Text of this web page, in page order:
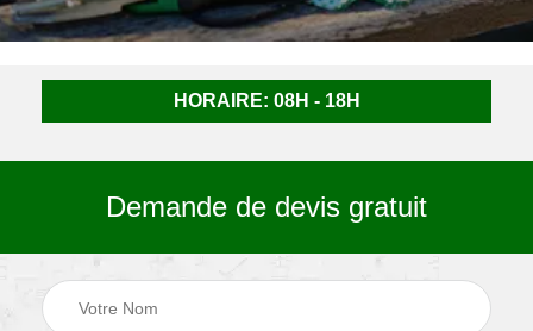
HORAIRE: 08H - 18H
Demande de devis gratuit